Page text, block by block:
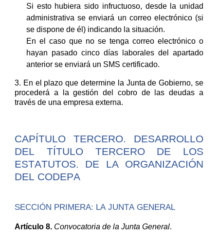
Si esto hubiera sido infructuoso, desde la unidad
administrativase enviará un correo electrónico (si
se dispone de él) indicando la situación.
En el caso que no se tenga correo electrónico o
hayan pasado cinco días laborales del apartado
anterior se enviará un SMS certificado.
3. En el plazo que determine la Junta de Gobierno, se
procederá a la gestión de cobrode las deudas a
través de una empresa externa.
CAPÍTULO TERCERO.
DESARROLLO
DEL TÍTULO TERCERO DE LOS
ESTATUTOS. DE LA ORGANIZACIÓN
DEL CODEPA
SECCIÓN PRIMERA: LA JUNTA GENERAL
Artículo 8. Convocatoria de la Junta General.